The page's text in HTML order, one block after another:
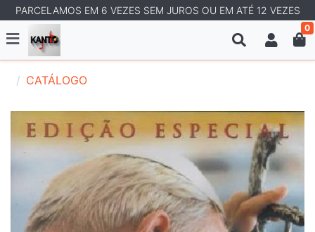
PARCELAMOS EM 6 VEZES SEM JUROS OU EM ATÉ 12 VEZES
0
CATÁLOGO